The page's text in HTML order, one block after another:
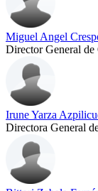
Miguel Angel
Director General
Irune Yarza
Directora General